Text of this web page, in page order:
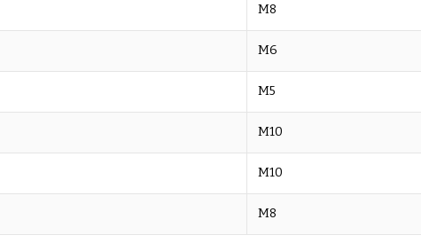
M8
M6
M5
M10
M10
M8